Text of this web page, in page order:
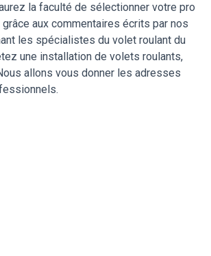
la faculté de sélectionner votre pro
aux commentaires écrits par nos
les spécialistes du volet roulant du
une installation de volets roulants,
allons vous donner les adresses